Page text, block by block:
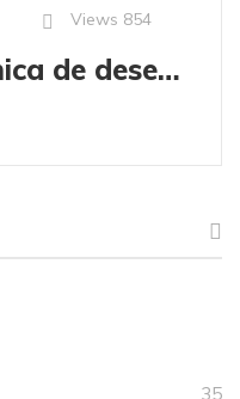
Views 854
Sortida astronòmica de desembre
35